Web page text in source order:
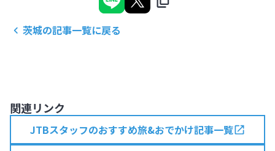
茨城の記事一覧に戻る
関連リンク
JTBスタッフのおすすめ旅&おでかけ記事一覧